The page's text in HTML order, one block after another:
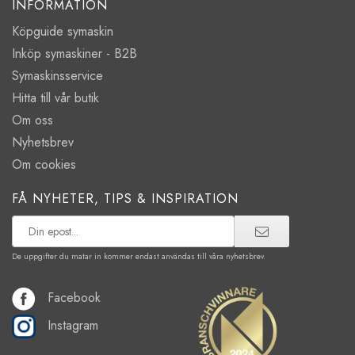
INFORMATION
Köpguide symaskin
Inköp symaskiner - B2B
Symaskinsservice
Hitta till vår butik
Om oss
Nyhetsbrev
Om cookies
FÅ NYHETER, TIPS & INSPIRATION
De uppgifter du matar in kommer endast användas till våra nyhetsbrev.
Facebook
Instagram